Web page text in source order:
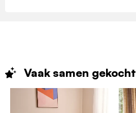
Vaak samen gekocht